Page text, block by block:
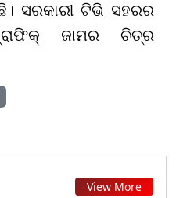
ସରକାରୀ ଟିଭି ସହରର
ଜାମର ଚିତ୍ର
View More